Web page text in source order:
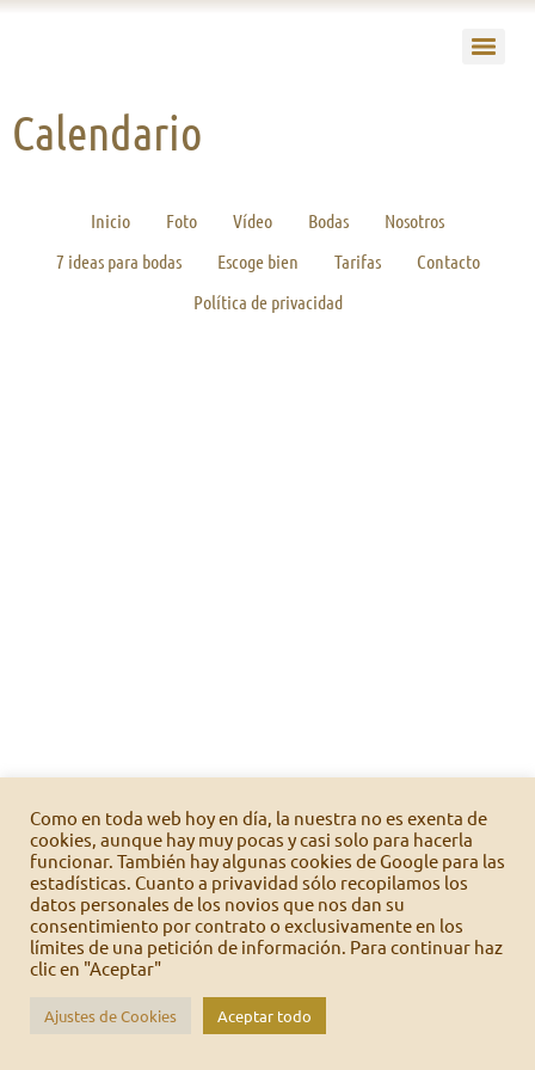
Calendario
Inicio Foto Vídeo Bodas
Nosotros
7 ideas para bodas
Escoge bien Tarifas
Contacto
Política de privacidad
Como en toda web hoy en día, la nuestra no es exenta de
cookies, aunque hay muy pocas y casi solo para hacerla
funcionar. También hay algunas cookies de Google para las
estadísticas. Cuanto a privavidad sólo recopilamos los
datos personales de los novios que nos dan su
consentimiento por contrato o exclusivamente en los
límites de una petición de información. Para continuar haz
clic en "Aceptar"
Ajustes de Cookies Aceptar todo